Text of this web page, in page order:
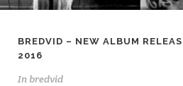
BREDVID – NEW ALBUM
2016
Inbredvid